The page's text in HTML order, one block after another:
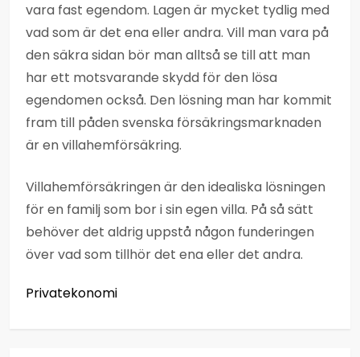
vara fast egendom. Lagen är mycket tydlig med
vad som är det ena eller andra. Vill man vara på
den säkra sidan bör man alltså se till att man
har ett motsvarande skydd för den lösa
egendomen också. Den lösning man har kommit
fram till påden svenska försäkringsmarknaden
är en villahemförsäkring.
Villahemförsäkringen är den idealiska lösningen
för en familj som bor i sin egen villa. På så sätt
behöver det aldrig uppstå någon funderingen
över vad som tillhör det ena eller det andra.
Privatekonomi